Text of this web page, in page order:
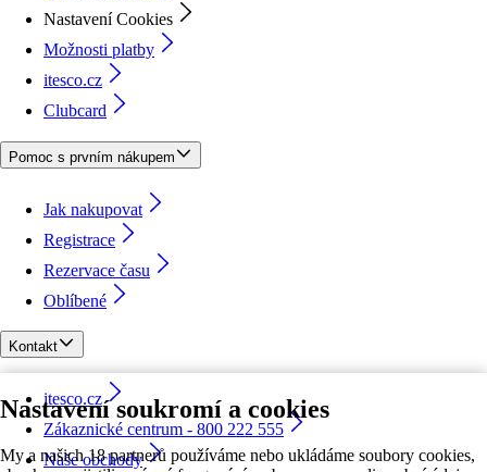
Nastavení soukromí a cookies
My a našich 18 partnerů používáme nebo ukládáme soubory cookies,
Nastavení Cookies
Možnosti platby
itesco.cz
Clubcard
Pomoc s prvním nákupem
Jak nakupovat
Registrace
Rezervace času
Oblíbené
Kontakt
itesco.cz
Zákaznické centrum - 800 222 555
Naše obchody